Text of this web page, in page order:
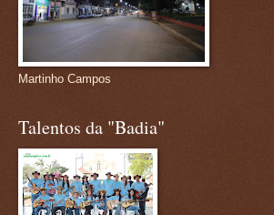
Martinho Campos
Talentos da "Badia"